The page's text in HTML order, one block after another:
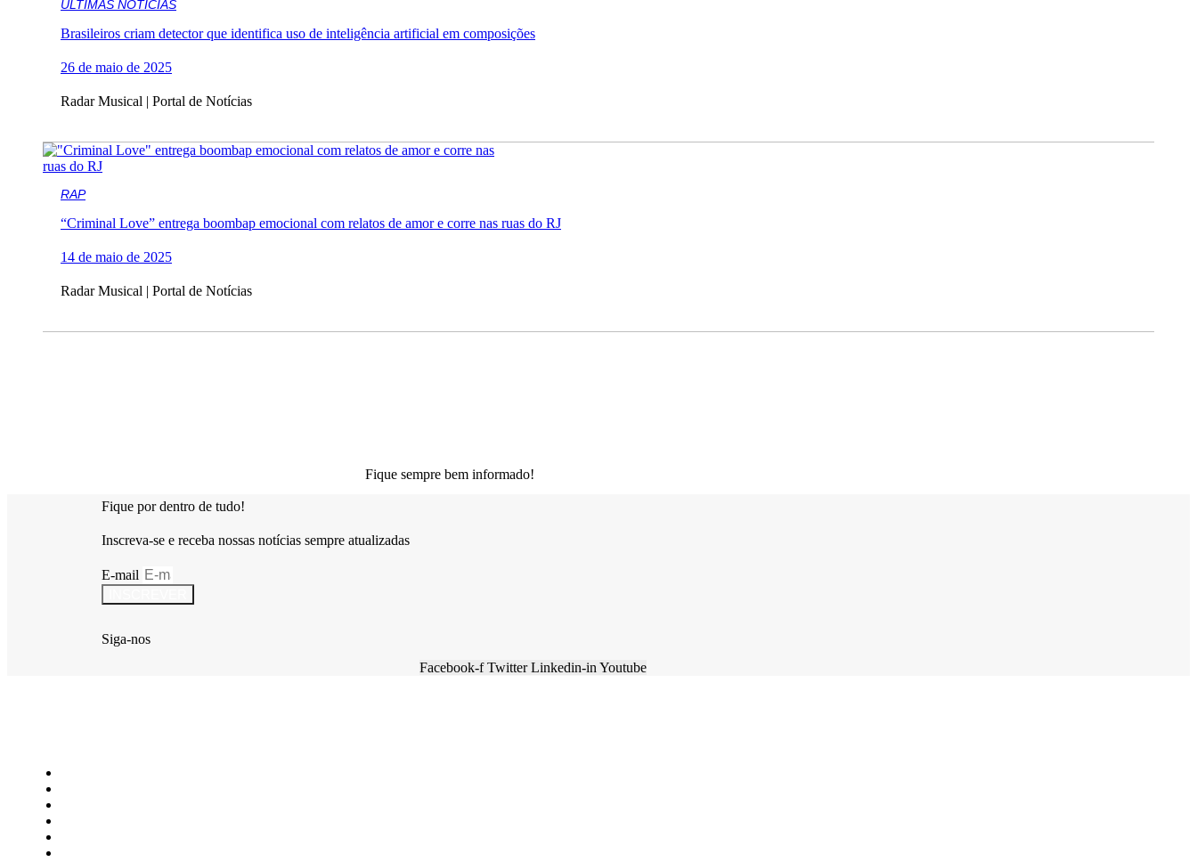
ÚLTIMAS NOTÍCIAS
Brasileiros criam detector que identifica uso de inteligência artificial em composições
26 de maio de 2025
Radar Musical | Portal de Notícias
RAP
“Criminal Love” entrega boombap emocional com relatos de amor e corre nas ruas do RJ
14 de maio de 2025
Radar Musical | Portal de Notícias
Fique sempre bem informado!
Fique por dentro de tudo!
Inscreva-se e receba nossas notícias sempre atualizadas
E-mail
Siga-nos
Facebook-f Twitter Linkedin-in Youtube